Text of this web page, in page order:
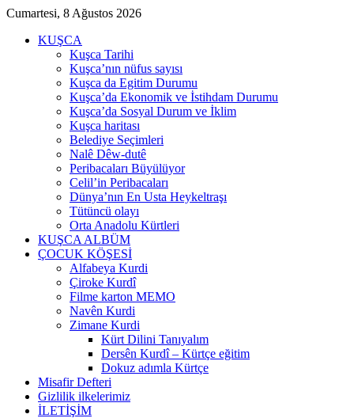
Cumartesi, 8 Ağustos 2026
KUŞCA
Kuşca Tarihi
Kuşca’nın nüfus sayısı
Kuşca da Egitim Durumu
Kuşca’da Ekonomik ve İstihdam Durumu
Kuşca’da Sosyal Durum ve İklim
Kuşca haritası
Belediye Seçimleri
Nalê Dêw-dutê
Peribacaları Büyülüyor
Celil’in Peribacaları
Dünya’nın En Usta Heykeltraşı
Tütüncü olayı
Orta Anadolu Kürtleri
KUŞCA ALBÜM
ÇOCUK KÖŞESİ
Alfabeya Kurdi
Çiroke Kurdî
Filme karton MEMO
Navên Kurdi
Zimane Kurdi
Kürt Dilini Tanıyalım
Dersên Kurdî – Kürtçe eğitim
Dokuz adımla Kürtçe
Misafir Defteri
Gizlilik ilkelerimiz
İLETİŞİM